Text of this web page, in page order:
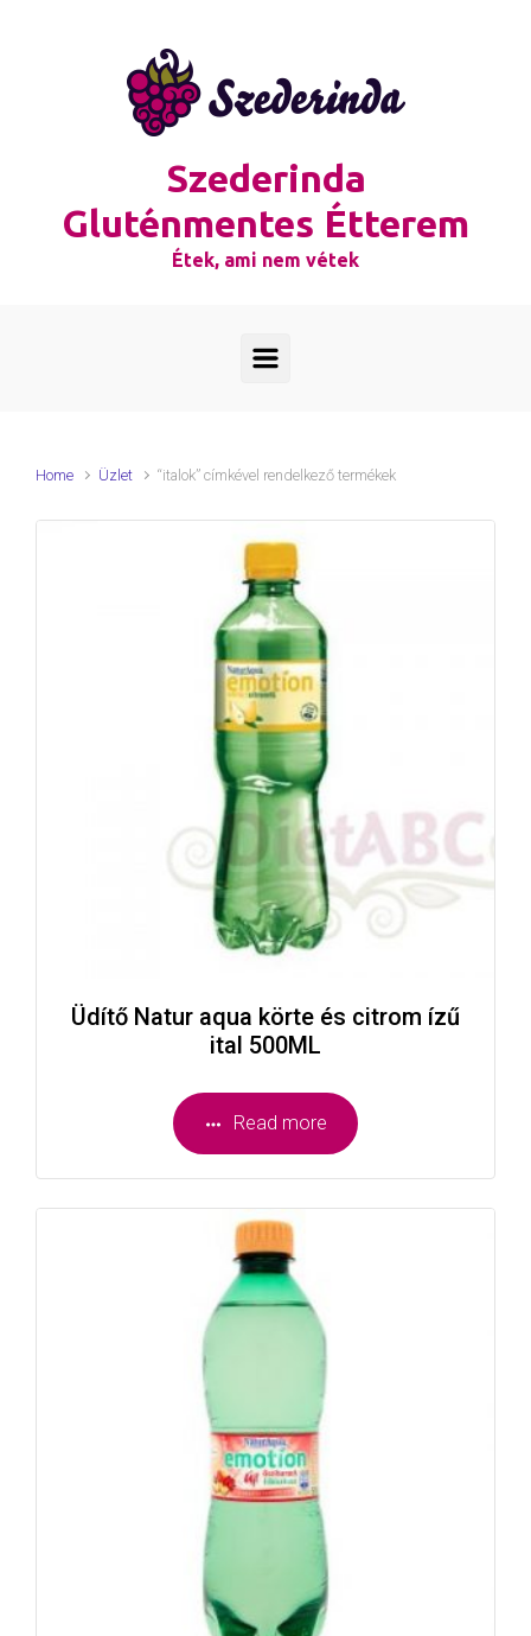
Szederinda
Gluténmentes Étterem
Étek, ami nem vétek
Home Üzlet “italok” címkével rendelkező termékek
Üdítő Natur aqua körte és citrom ízű
ital 500ML
Read more